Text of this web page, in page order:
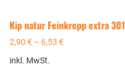
Kip natur Feinkrepp extra 301
2,90 € – 6,53 €
inkl. MwSt.